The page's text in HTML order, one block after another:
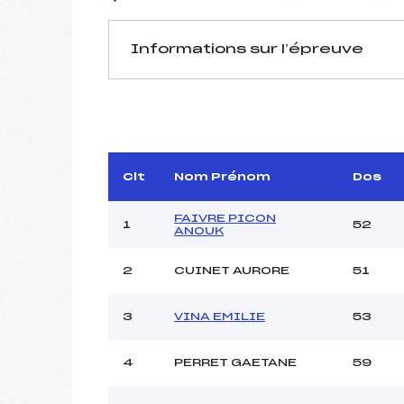
Informations sur l’épreuve
D.T Adjoint :
Dir. Epreuve :
Pénalité appliquée :
Clt Nom Prénom Dos
1
FAIVRE PICON
ANOUK
52
2 CUINET AURORE 51
3 VINA EMILIE 53
4 PERRET GAETANE 59